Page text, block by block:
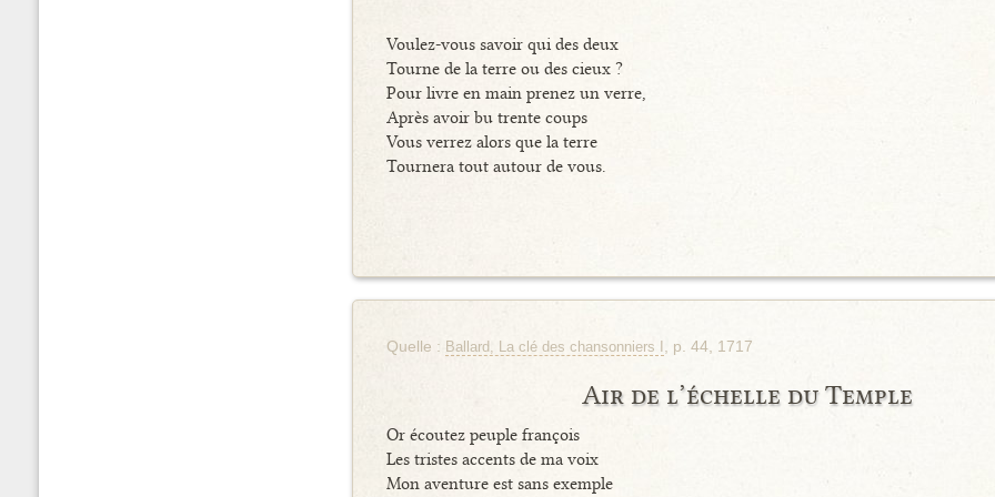
Voulez-vous savoir qui des deux
Tourne de la terre ou des cieux ?
Pour livre en main prenez un verre,
Après avoir bu trente coups
Vous verrez alors que la terre
Tournera tout autour de vous.
Quelle : Ballard, La clé des chansonniers I , p. 44, 1717
Air de l’échelle du Temple
Or écoutez peuple françois
Les tristes accents de ma voix
Mon aventure est sans exemple